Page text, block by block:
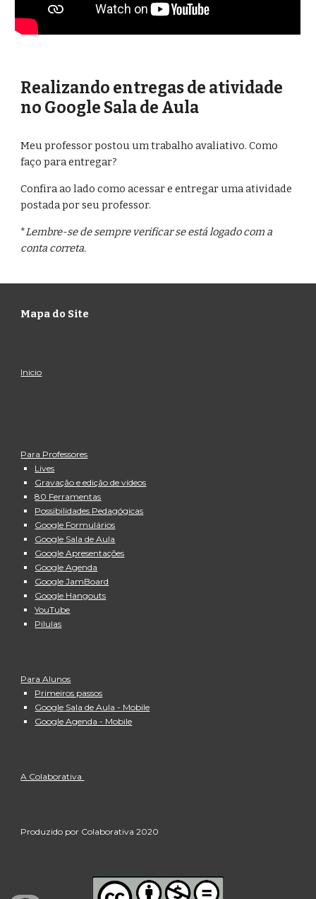
Realizando entregas de atividade
no Google Sala de Aula
Meu professor postou um trabalho avaliativo. Como
faço para entregar?
Confira ao lado como acessar e entregar uma atividade
postada por seu professor.
*Lembre-se de sempre verificar se está logado com a
conta correta.
Mapa do Site
Inicio
Para Professores
Lives
Gravação e edição de vídeos
80 Ferramentas
Possibilidades Pedagógicas
Google Formulários
Google Sala de Aula
Google Apresentações
Google Agenda
Google JamBoard
Google Hangouts
YouTube
Pilulas
Para Alunos
Primeiros passos
Google Sala de Aula - Mobile
Google Agenda - Mobile
A Colaborativa
Produzido por Colaborativa 2020